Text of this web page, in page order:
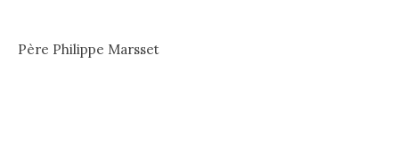
Père Philippe Marsset